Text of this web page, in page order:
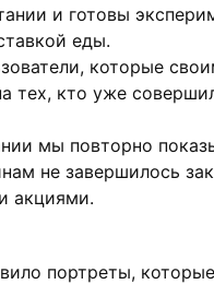
и готовы
еды.
которые
тех, кто уже
мы повторно
не завершилось
акциями.
портреты,